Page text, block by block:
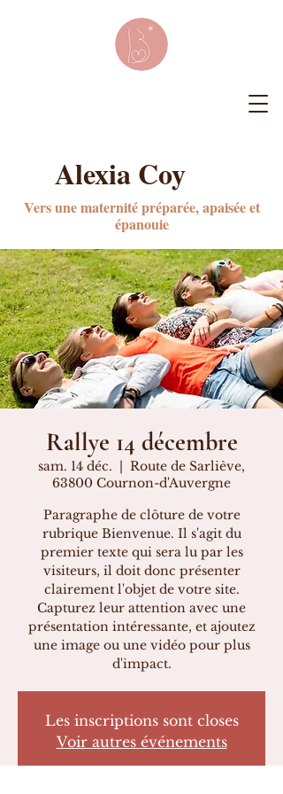
Vers une maternité préparée, apaisée et
épanouie
Alexia Coy
Rallye 14 décembre
sam. 14 déc.
  |
Route de Sarliève,
63800 Cournon-d'Auvergne
Paragraphe de clôture de votre
rubrique Bienvenue. Il s'agit du
premier texte qui sera lu par les
visiteurs, il doit donc présenter
clairement l'objet de votre site.
Capturez leur attention avec une
présentation intéressante, et ajoutez
une image ou une vidéo pour plus
d'impact.
Les inscriptions sont closes
Voir autres événements